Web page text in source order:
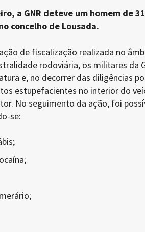
a GNR deteve um homem de
concelho de Lousada.
de fiscalização realizada no
rodoviária, os militares da
e, no decorrer das diligências
estupefacientes no interior do
No seguimento da ação, foi
se: